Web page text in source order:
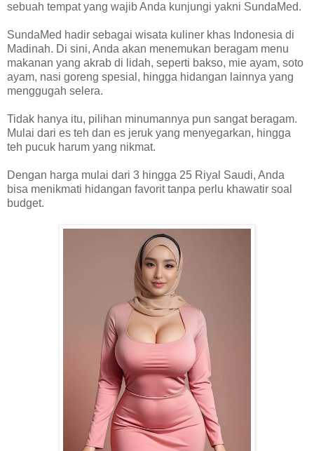
sebuah tempat yang wajib Anda kunjungi yakni SundaMed.
SundaMed hadir sebagai wisata kuliner khas Indonesia di
Madinah. Di sini, Anda akan menemukan beragam menu
makanan yang akrab di lidah, seperti bakso, mie ayam, soto
ayam, nasi goreng spesial, hingga hidangan lainnya yang
menggugah selera.
Tidak hanya itu, pilihan minumannya pun sangat beragam.
Mulai dari es teh dan es jeruk yang menyegarkan, hingga
teh pucuk harum yang nikmat.
Dengan harga mulai dari 3 hingga 25 Riyal Saudi, Anda
bisa menikmati hidangan favorit tanpa perlu khawatir soal
budget.